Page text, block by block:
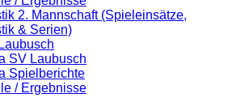
2. Mannschaft (Spieleinsätze,
& Serien)
SV Laubusch
Spielberichte
/ Ergebnisse